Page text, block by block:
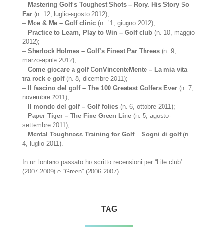
– Mastering Golf’s Toughest Shots – Rory. His Story So
Far (n. 12, luglio-agosto 2012);
– Moe & Me – Golf clinic (n. 11, giugno 2012);
– Practice to Learn, Play to Win – Golf club (n. 10, maggio
2012);
–Sherlock Holmes – Golf’s Finest Par Threes (n. 9,
marzo-aprile 2012);
–Come giocare a golf ConVincenteMente – La mia vita
tra rock e golf(n. 8, dicembre 2011);
–
Il fascino del golf – The 100 Greatest Golfers Ever (n. 7,
novembre 2011);
–
Il mondo del golf – Golf folies (n. 6, ottobre 2011);
– Paper Tiger – The Fine Green Line (n. 5, agosto-
settembre 2011);
– Mental Toughness Training for Golf – Sogni di golf(n.
4, luglio 2011).
In un lontano passato ho scritto recensioni per “Life club”
(2007-2009) e “Green” (2006-2007).
TAG